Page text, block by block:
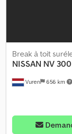
Vuren 656 km
Break à toit
NISSAN NV